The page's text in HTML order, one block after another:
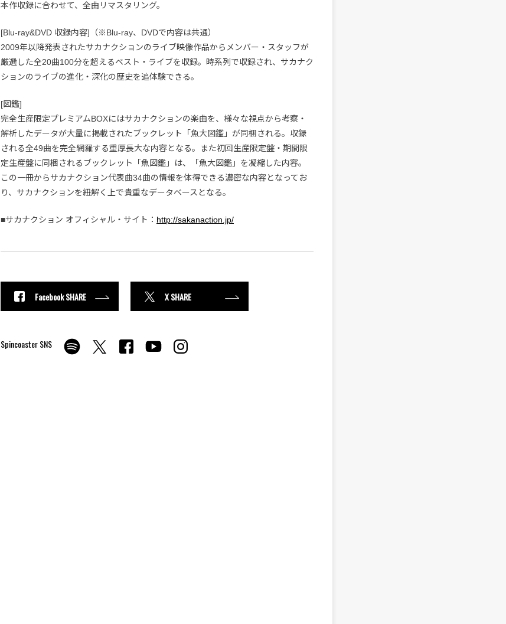
本作収録に合わせて、全曲リマスタリング。
[Blu-ray&DVD 収録内容]（※Blu-ray、DVDで内容は共通）
2009年以降発表されたサカナクションのライブ映像作品からメンバー・スタッフが
厳選した全20曲100分を超えるベスト・ライブを収録。時系列で収録され、サカナク
ションのライブの進化・深化の歴史を追体験できる。
[図鑑]
完全生産限定プレミアムBOXにはサカナクションの楽曲を、様々な視点から考察・
解析したデータが大量に掲載されたブックレット「魚大図鑑」が同梱される。収録
される全49曲を完全網羅する重厚長大な内容となる。また初回生産限定盤・期間限
定生産盤に同梱されるブックレット「魚図鑑」は、「魚大図鑑」を凝縮した内容。
この一冊からサカナクション代表曲34曲の情報を体得できる濃密な内容となってお
り、サカナクションを紐解く上で貴重なデータベースとなる。
■サカナクション オフィシャル・サイト： http://sakanaction.jp/
Facebook SHARE X SHARE
Spincoaster SNS